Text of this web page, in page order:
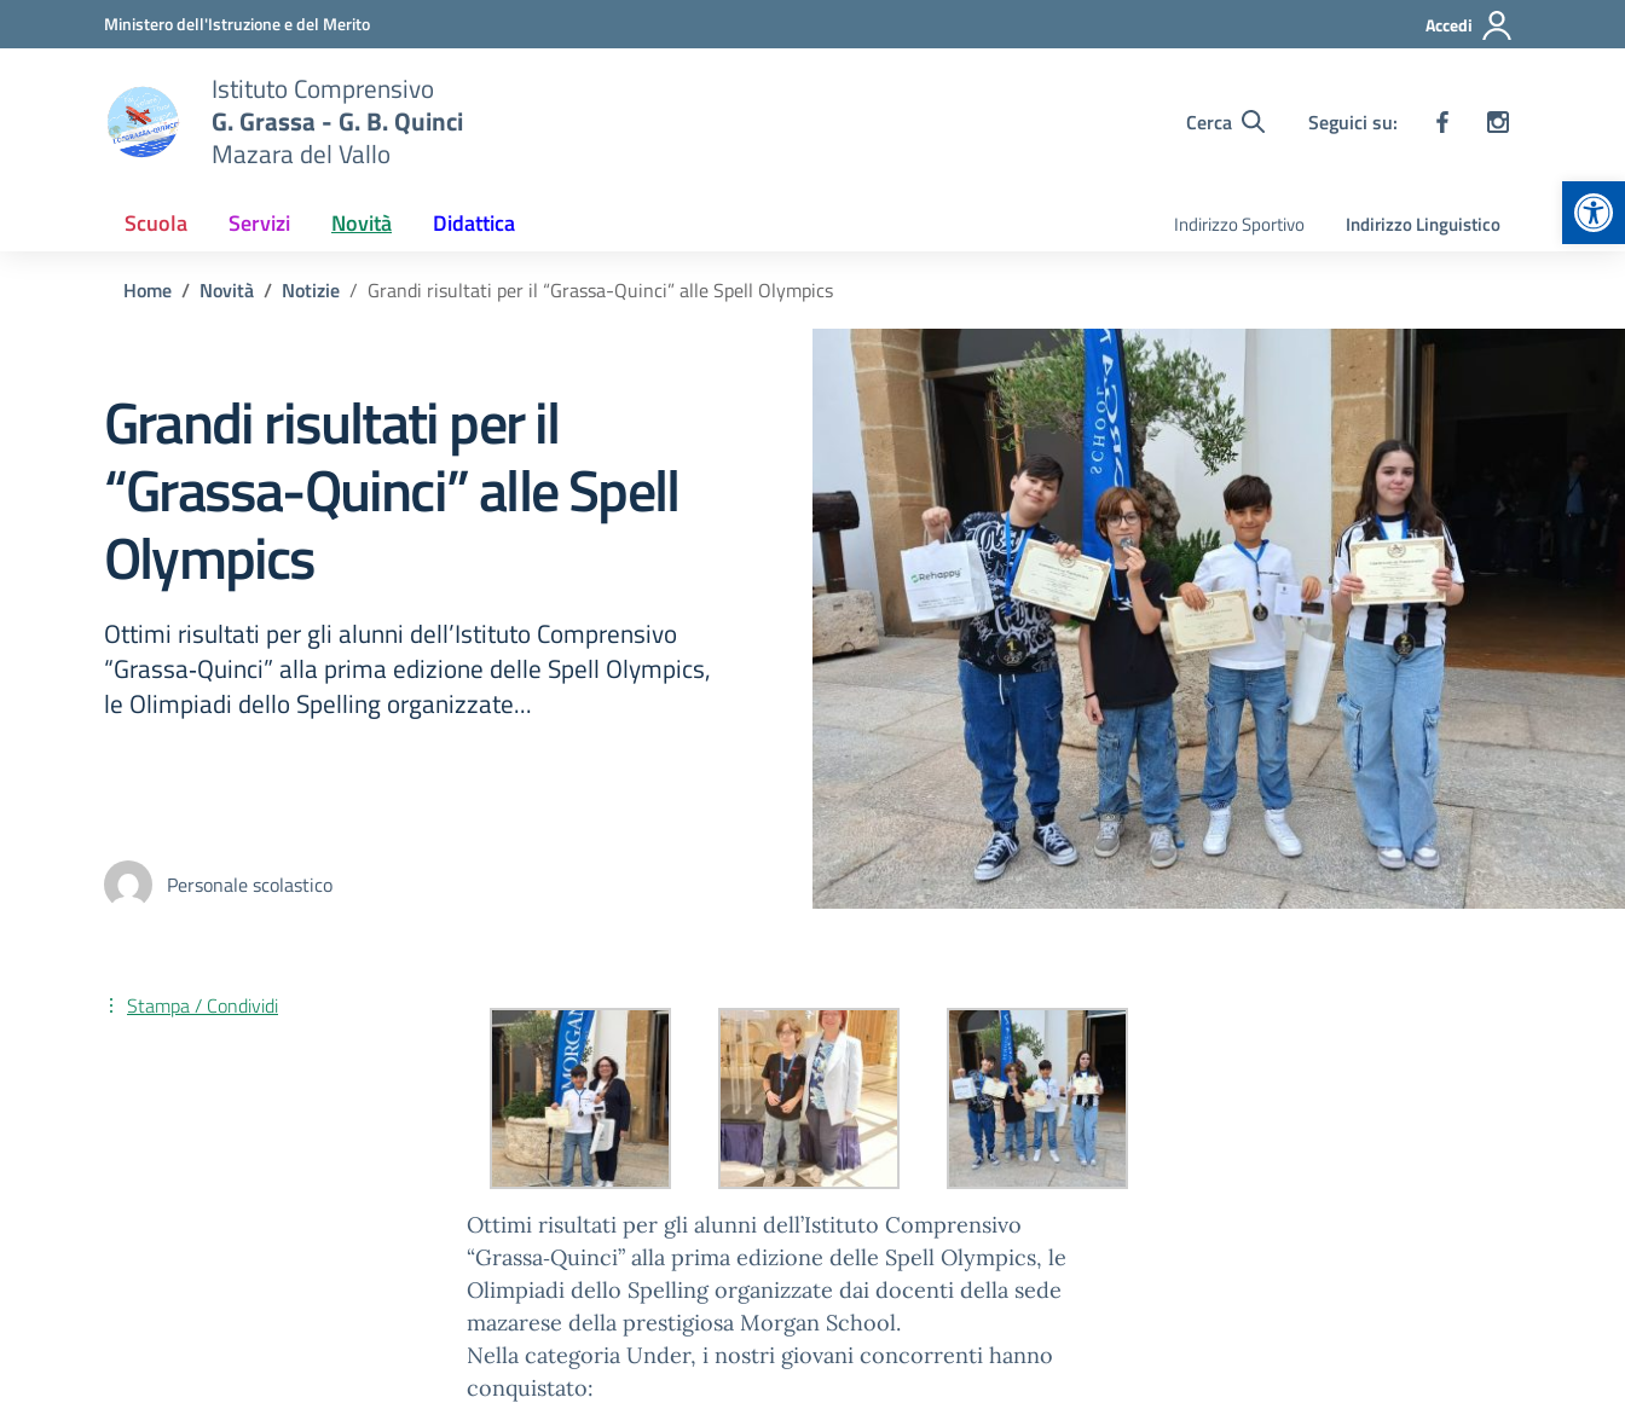
Vai ai contenuti
Vai al menu di navigazioneMinistero dell'Istruzione e del Merito Accedi
Istituto Comprensivo
G. Grassa - G. B. Quinci
Mazara del Vallo
Cerca Seguici su:
Scuola Servizi Novità Didattica Indirizzo Sportivo Indirizzo Linguistico
Home Novità Notizie Grandi risultati per il “Grassa-Quinci” alle Spell Olympics
Grandi risultati per il
“Grassa-Quinci” alle Spell
Olympics
Ottimi risultati per gli alunni dell’Istituto Comprensivo
“Grassa‑Quinci” alla prima edizione delle Spell Olympics,
le Olimpiadi dello Spelling organizzate...
Personale scolastico
Ottimi risultati per gli alunni dell’Istituto Comprensivo
“Grassa‑Quinci” alla prima edizione delle Spell Olympics, le
Olimpiadi dello Spelling organizzate dai docenti della sede
mazarese della prestigiosa Morgan School.
Nella categoria Under, i nostri giovani concorrenti hanno
conquistato:
Stampa / Condividi